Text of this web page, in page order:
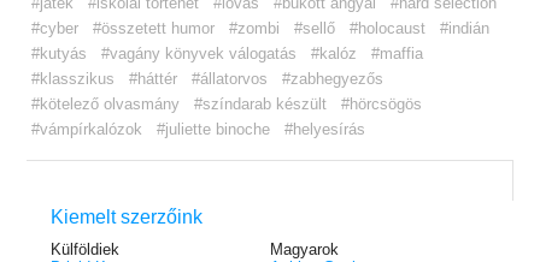
#cyber
#összetett humor #zombi #sellő #holocaust
#indián
#kutyás
#vagány könyvek válogatás #kalóz
#maffia
#klasszikus
#háttér #állatorvos
#zabhegyezős
#kötelező olvasmány
#színdarab készült
#hörcsögös
#vámpírkalózok
#juliette binoche #helyesírás
Kiemelt szerzőink
Külföldiek
Magyarok